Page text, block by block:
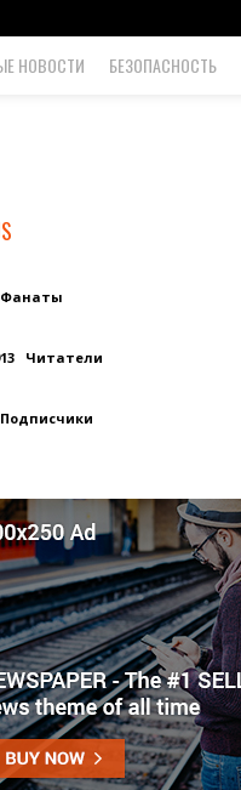
НОВОСТИ БЕЗОПАСНОСТЬ
Фанаты
Читатели
Подписчики